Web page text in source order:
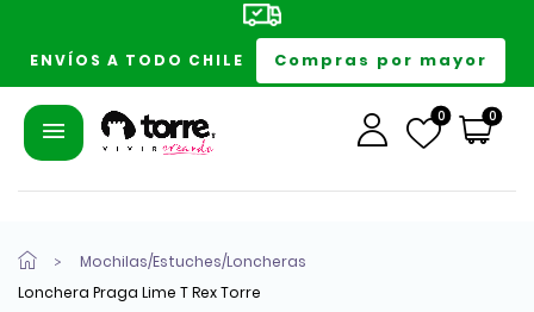
ENVÍOS A TODO CHILE Compras por mayor
0 0
Mochilas/Estuches/Loncheras
Lonchera Praga Lime T Rex Torre